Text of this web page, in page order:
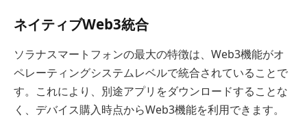
ネイティブWeb3統合
ソラナスマートフォンの最大の特徴は、Web3機能がオ
ペレーティングシステムレベルで統合されていることで
す。これにより、別途アプリをダウンロードすることな
く、デバイス購入時点からWeb3機能を利用できます。